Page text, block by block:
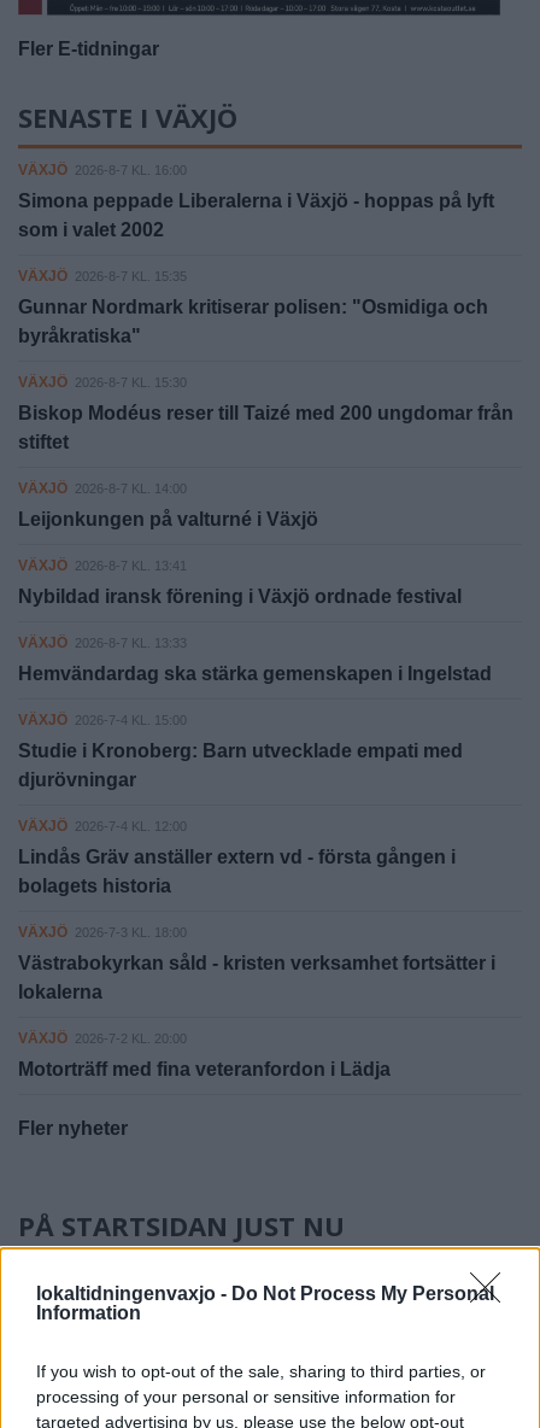
lokaltidningenvaxjo - Do Not Process My Personal
Information
If you wish to opt-out of the sale, sharing to third parties, or
processing of your personal or sensitive information for
targeted advertising by us, please use the below opt-out
Fler E-tidningar
SENASTE I VÄXJÖ
VÄXJÖ 2026-8-7 KL. 16:00
Simona peppade Liberalerna i Växjö - hoppas på lyft
som i valet 2002
VÄXJÖ 2026-8-7 KL. 15:35
Gunnar Nordmark kritiserar polisen: "Osmidiga och
byråkratiska"
VÄXJÖ 2026-8-7 KL. 15:30
Biskop Modéus reser till Taizé med 200 ungdomar från
stiftet
VÄXJÖ 2026-8-7 KL. 14:00
Leijonkungen på valturné i Växjö
VÄXJÖ 2026-8-7 KL. 13:41
Nybildad iransk förening i Växjö ordnade festival
VÄXJÖ 2026-8-7 KL. 13:33
Hemvändardag ska stärka gemenskapen i Ingelstad
VÄXJÖ 2026-7-4 KL. 15:00
Studie i Kronoberg: Barn utvecklade empati med
djurövningar
VÄXJÖ 2026-7-4 KL. 12:00
Lindås Gräv anställer extern vd - första gången i
bolagets historia
VÄXJÖ 2026-7-3 KL. 18:00
Västrabokyrkan såld - kristen verksamhet fortsätter i
lokalerna
VÄXJÖ 2026-7-2 KL. 20:00
Motorträff med fina veteranfordon i Lädja
Fler nyheter
PÅ STARTSIDAN JUST NU